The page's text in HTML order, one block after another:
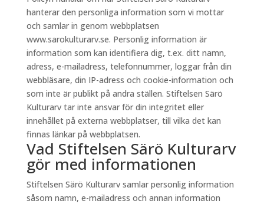
hanterar den personliga information som vi mottar
och samlar in genom webbplatsen
www.sarokulturarv.se. Personlig information är
information som kan identifiera dig, t.ex. ditt namn,
adress, e-mailadress, telefonnummer, loggar från din
webbläsare, din IP-adress och cookie-information och
som inte är publikt på andra ställen. Stiftelsen Särö
Kulturarv tar inte ansvar för din integritet eller
innehållet på externa webbplatser, till vilka det kan
finnas länkar på webbplatsen.
Vad Stiftelsen Särö Kulturarv
gör med informationen
Stiftelsen Särö Kulturarv samlar personlig information
såsom namn, e-mailadress och annan information